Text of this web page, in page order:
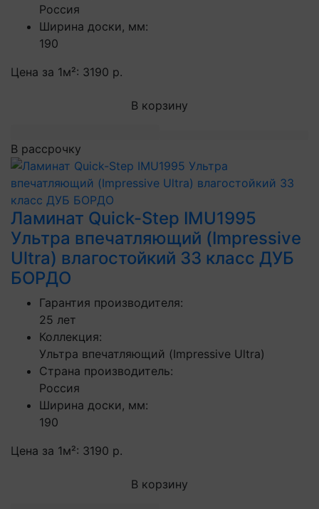
Россия
Ширина доски, мм:
190
Цена за 1м²: 3190 р.
В корзину
В рассрочку
Ламинат Quick-Step IMU1995
Ультра впечатляющий (Impressive
Ultra) влагостойкий 33 класс ДУБ
БОРДО
Гарантия производителя:
25 лет
Коллекция:
Ультра впечатляющий (Impressive Ultra)
Страна производитель:
Россия
Ширина доски, мм:
190
Цена за 1м²: 3190 р.
В корзину